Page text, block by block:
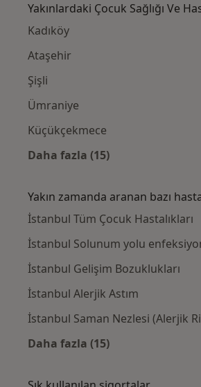
Yakınlardaki Çocuk Sağlığı Ve
Kadıköy
Ataşehir
Şişli
Ümraniye
Küçükçekmece
Daha fazla (15)
Yakın zamanda aranan bazı
İstanbul Tüm Çocuk Hastalıkları
İstanbul Solunum yolu
İstanbul Gelişim Bozuklukları
İstanbul Alerjik Astım
İstanbul Saman Nezlesi (Alerjik
Daha fazla (15)